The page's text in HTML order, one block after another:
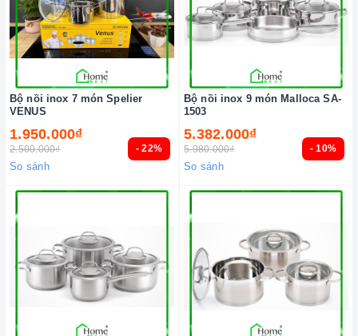
- 22%
Bộ nồi inox 7 món Spelier
VENUS
1.950.000₫
2.500.000₫
So sánh
- 10%
Bộ nồi inox 9 món Malloca SA-
1503
5.382.000₫
5.980.000₫
So sánh